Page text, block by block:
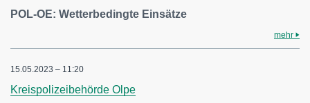
POL-OE: Wetterbedingte Einsätze
mehr
15.05.2023 – 11:20
Kreispolizeibehörde Olpe